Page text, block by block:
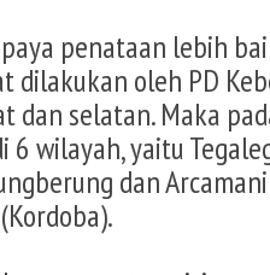
penataan lebih
dilakukan oleh PD
dan selatan. Maka
wilayah, yaitu
dan